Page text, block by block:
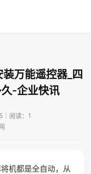
万能遥控器_四
-企业快讯
阅读：1
机都是全自动，从